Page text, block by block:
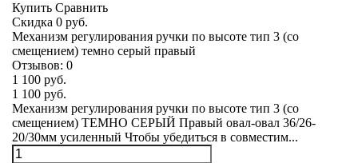
Купить Сравнить
Скидка 0 руб.
Механизм регулирования ручки по высоте тип 3 (со
смещением) темно серый правый
Отзывов: 0
1 100 руб.
1 100 руб.
Механизм регулирования ручки по высоте тип 3 (со
смещением) ТЕМНО СЕРЫЙ Правый овал-овал 36/26-
20/30мм усиленный Чтобы убедиться в совместим...